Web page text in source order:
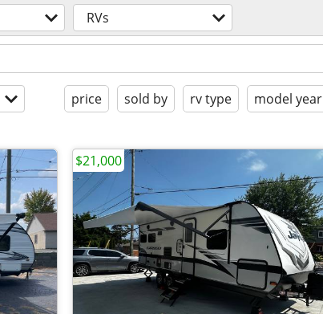
RVs
price sold by rv type model year
$21,000